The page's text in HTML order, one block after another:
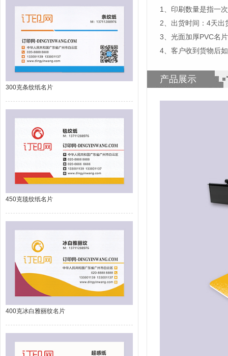
300克条纹纸名片
450克毯纹纸名片
400克冰白雅丽纹名片
1、印刷数量是指一
2、出货时间：4天出
3、光面加厚PVC名
4、客户收到货物后
产品展示